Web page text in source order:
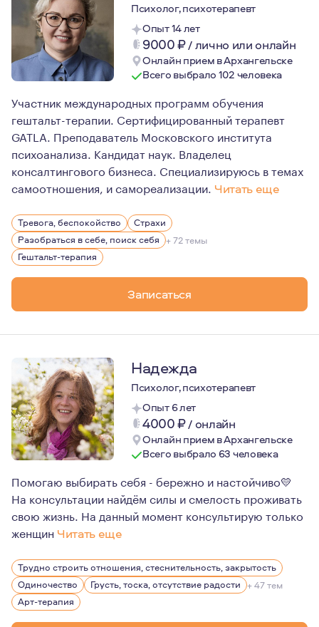
Психолог, психотерапевт
Опыт 14 лет
9000₽/лично или онлайн
Онлайн прием в Архангельске
Всего выбрало 102 человека
Участник международных программ обучения
гештальт-терапии. Сертифицированный терапевт
GATLA. Преподаватель Московского института
психоанализа. Кандидат наук. Владелец
консалтингового бизнеса. Специализируюсь в темах
самоотношения, и самореализации. Читать еще
Я родилась в Москве, жила и училась в разных
В жизни и в работе я опираюсь на научный и
Мой принцип: осознай свои ограничения, тогда все
Тревога, беспокойство
Страхи
Разобраться в себе, поиск себя + 72 темы
Гештальт-терапия
Записаться
Надежда
Психолог, психотерапевт
Опыт 6 лет
4000₽/ онлайн
Онлайн прием в Архангельске
Всего выбрало 63 человека
Помогаю выбирать себя - бережно и настойчиво💛
На консультации найдём силы и смелость проживать
свою жизнь. На данный момент консультирую только
женщин Читать еще
За несколько лет, благодаря обучению на курсе по
Сейчас после консультаций с клиентами я радуюсь,
Я знаю, как не просто себя чувствовать, когда нет
Трудно строить отношения, стеснительность, закрытость
Одиночество
Грусть, тоска, отсутствие радости + 47 тем
Арт-терапия